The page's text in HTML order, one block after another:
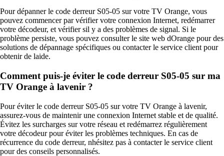
Pour dépanner le code derreur S05-05 sur votre TV Orange, vous
pouvez commencer par vérifier votre connexion Internet, redémarrer
votre décodeur, et vérifier sil y a des problèmes de signal. Si le
problème persiste, vous pouvez consulter le site web dOrange pour des
solutions de dépannage spécifiques ou contacter le service client pour
obtenir de laide.
Comment puis-je éviter le code derreur S05-05 sur ma
TV Orange à lavenir ?
Pour éviter le code derreur S05-05 sur votre TV Orange à lavenir,
assurez-vous de maintenir une connexion Internet stable et de qualité.
Évitez les surcharges sur votre réseau et redémarrez régulièrement
votre décodeur pour éviter les problèmes techniques. En cas de
récurrence du code derreur, nhésitez pas à contacter le service client
pour des conseils personnalisés.